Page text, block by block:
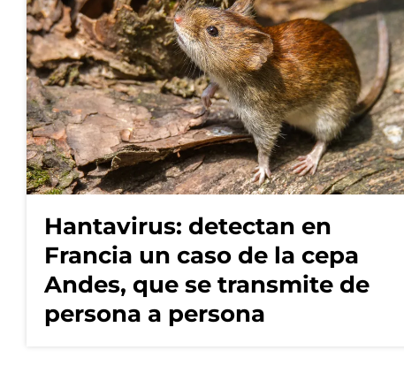
Hantavirus: detectan en
Francia un caso de la cepa
Andes, que se transmite de
persona a persona